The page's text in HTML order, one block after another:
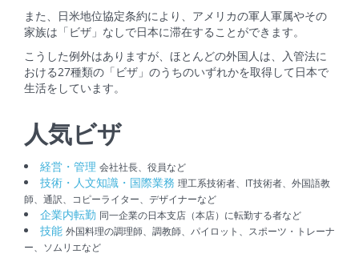
また、日米地位協定条約により、アメリカの軍人軍属やその
家族は「ビザ」なしで日本に滞在することができます。
こうした例外はありますが、ほとんどの外国人は、入管法に
おける27種類の「ビザ」のうちのいずれかを取得して日本で
生活をしています。
人気ビザ
経営・管理 会社社長、役員など
技術・人文知識・国際業務 理工系技術者、IT技術者、外国語教
師、通訳、コピーライター、デザイナーなど
企業内転勤 同一企業の日本支店（本店）に転勤する者など
技能 外国料理の調理師、調教師、パイロット、スポーツ・トレーナ
ー、ソムリエなど